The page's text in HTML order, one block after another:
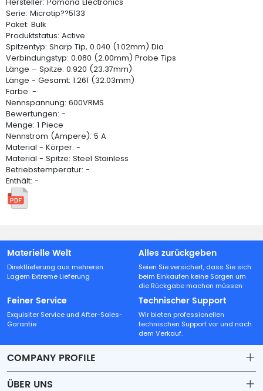
Hersteller: Pomona Electronics
Serie: Microtip??5133
Paket: Bulk
Produktstatus: Active
Spitzentyp: Sharp Tip, 0.040 (1.02mm) Dia
Verbindungstyp: 0.080 (2.00mm) Probe Tips
Länge – Spitze: 0.920 (23.37mm)
Länge - Gesamt: 1.261 (32.03mm)
Farbe: -
Nennspannung: 600VRMS
Bewertungen: -
Menge: 1 Piece
Nennstrom (Ampere): 5 A
Material - Körper: -
Material - Spitze: Steel Stainless
Betriebstemperatur: -
Enthält: -
Materielle Welt
Direktlieferung aus mehreren
Lagern Extreme Lieferung
Alles zurückgeben
Seien Sie versichert, dass Sie sich
beim Einkaufen keine Sorgen um
die Rückgabe machen müssen
Feiner Service
Exquisiter Service und After-Sales-
Garantie
Technischer Support
Wir bieten professionellen
technischen Support vor und nach
dem Verkauf.
COMPANY PROFILE
ÜBER UNS